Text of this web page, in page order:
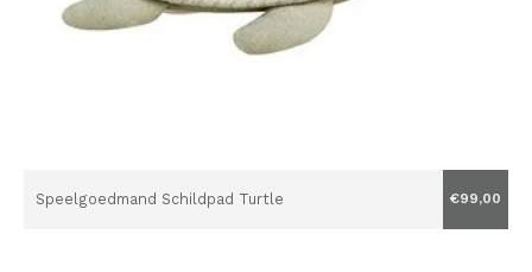
Speelgoedmand Schildpad Turtle €99,00